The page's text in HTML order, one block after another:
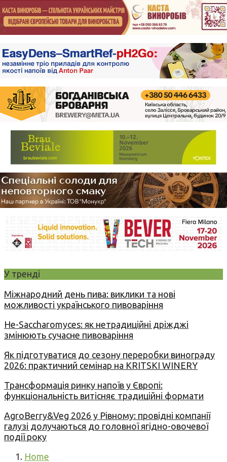
У тренді
Міжнародний день пива: виклики та нові
можливості українського пивоваріння
Не-Saccharomyces: як нетрадиційні дріжджі
змінюють сучасне пивоваріння
Як підготуватися до сезону переробки винограду
2026: практичний семінар на KRITSKI WINERY
Трансформація ринку напоїв у Європі:
функціональність витісняє традиційні формати
AgroBerry&Veg 2026 у Рівному: провідні компанії
галузі долучаються до головної ягідно-овочевої
події року
Home